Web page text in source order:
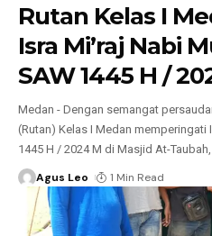
Rutan Kelas I
Isra Mi’raj Nabi
SAW 1445 H /
Medan - Dengan semangat
(Rutan) Kelas I Medan memperingati
1445 H / 2024 M di Masjid At-
Agus Leo 1 Min Read